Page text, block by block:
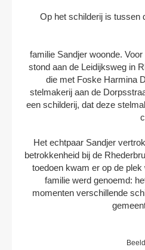
Op het schilderij is tussen
familie Sandjer woonde.
stond aan de Leidijksweg in
die met Foske Harmina
stelmakerij aan de
een schilderij, dat deze
Het echtpaar Sandjer
betrokkenheid bij de
toedoen kwam er op de
familie werd genoemd:
momenten verschillende